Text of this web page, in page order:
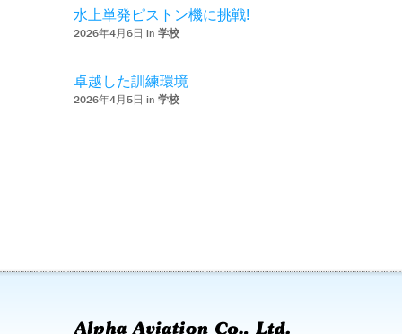
水上単発ピストン機に挑戦!
2026年4月6日 in 学校
卓越した訓練環境
2026年4月5日 in 学校